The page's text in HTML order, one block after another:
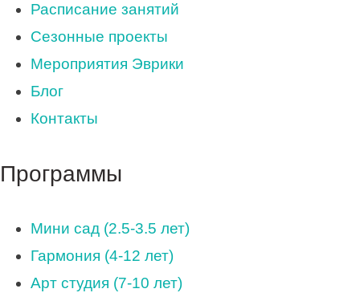
Расписание занятий
Сезонные проекты
Мероприятия Эврики
Блог
Контакты
Программы
Мини сад (2.5-3.5 лет)
Гармония (4-12 лет)
Арт студия (7-10 лет)